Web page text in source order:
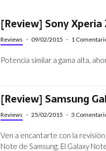
[Review] Sony Xperia
Reviews · 09/02/2015 · 1
Potencia similar a gama alta,
[Review] Samsung
Reviews · 25/02/2015 · 3
Ven a encantarte con la
Note de Samsung. El Galaxy